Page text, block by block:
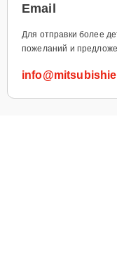
Email
Для отправки более
пожеланий и